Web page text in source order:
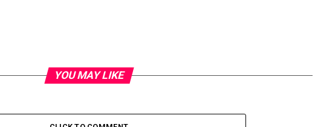
YOU MAY LIKE